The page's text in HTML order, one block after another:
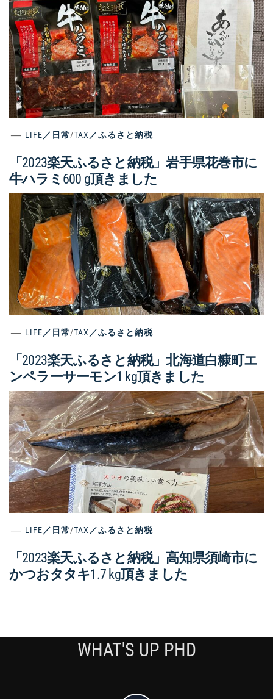
LIFE／日常/TAX／ふるさと納税
「2023楽天ふるさと納税」岩手県花巻市に
牛ハラミ600 g頂きました
LIFE／日常/TAX／ふるさと納税
「2023楽天ふるさと納税」北海道白糠町エ
ンペラーサーモン1 kg頂きました
LIFE／日常/TAX／ふるさと納税
「2023楽天ふるさと納税」高知県須崎市に
かつおタタキ1.7 kg頂きました
WHAT'S UP PHD